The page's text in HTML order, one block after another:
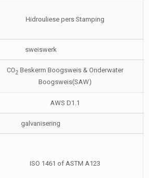
Hidrouliese pers Stamping
sweiswerk
CO2 Beskerm Boogsweis & Onderwater
Boogsweis(SAW)
AWS D1.1
galvanisering
ISO 1461 of ASTM A123